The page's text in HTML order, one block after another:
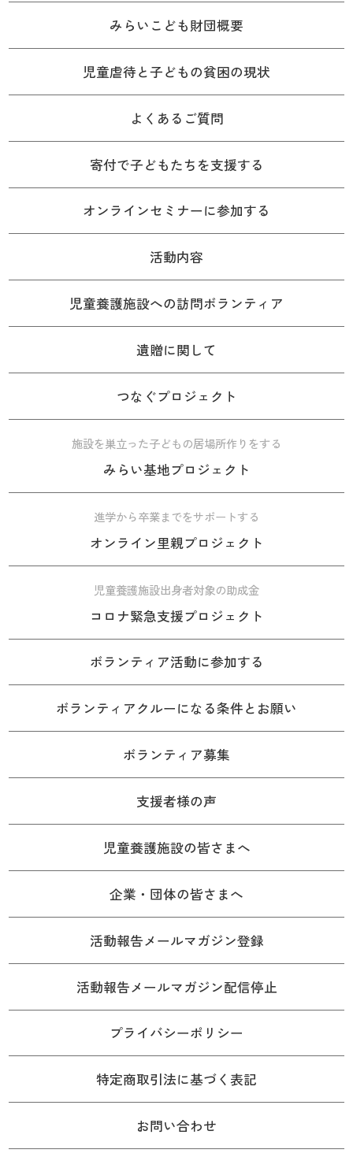
みらいこども財団概要
児童虐待と子どもの貧困の現状
よくあるご質問
寄付で子どもたちを支援する
オンラインセミナーに参加する
活動内容
児童養護施設への訪問ボランティア
遺贈に関して
つなぐプロジェクト
施設を巣立った子どもの居場所作りをする
みらい基地プロジェクト
進学から卒業までをサポートする
オンライン里親プロジェクト
児童養護施設出身者対象の助成金
コロナ緊急支援プロジェクト
ボランティア活動に参加する
ボランティアクルーになる条件とお願い
ボランティア募集
支援者様の声
児童養護施設の皆さまへ
企業・団体の皆さまへ
活動報告メールマガジン登録
活動報告メールマガジン配信停止
プライバシーポリシー
特定商取引法に基づく表記
お問い合わせ